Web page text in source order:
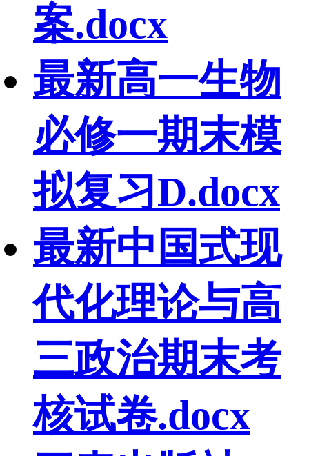
案.docx
最新高一生物
必修一期末模
拟复习D.docx
最新中国式现
代化理论与高
三政治期末考
核试卷.docx